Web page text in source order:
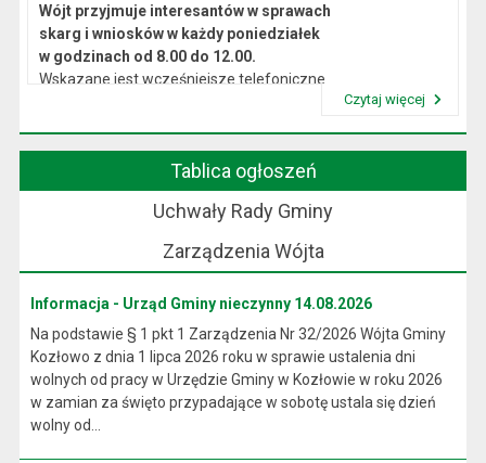
Wójt przyjmuje interesantów w sprawach
skarg i wniosków w każdy poniedziałek
w godzinach od 8.00 do 12.00.
Wskazane jest wcześniejsze telefoniczne
Czytaj więcej
Tablica ogłoszeń
Uchwały Rady Gminy
Zarządzenia Wójta
Informacja - Urząd Gminy nieczynny 14.08.2026
Na podstawie § 1 pkt 1 Zarządzenia Nr 32/2026 Wójta Gminy
Kozłowo z dnia 1 lipca 2026 roku w sprawie ustalenia dni
wolnych od pracy w Urzędzie Gminy w Kozłowie w roku 2026
w zamian za święto przypadające w sobotę ustala się dzień
wolny od...